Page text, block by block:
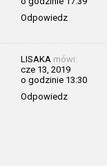
Odpowiedz
LISAKA mówi:
cze 13, 2019
o godzinie 13:30
Odpowiedz